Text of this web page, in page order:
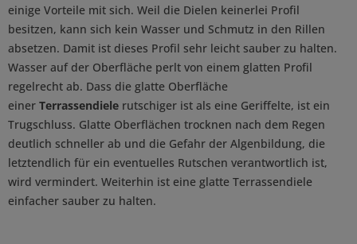
einige Vorteile mit sich. Weil die Dielen keinerlei Profil
besitzen, kann sich kein Wasser und Schmutz in den Rillen
absetzen. Damit ist dieses Profil sehr leicht sauber zu halten.
Wasser auf der Oberfläche perlt von einem glatten Profil
regelrecht ab. Dass die glatte Oberfläche
einer Terrassendiele rutschiger ist als eine Geriffelte, ist ein
Trugschluss. Glatte Oberflächen trocknen nach dem Regen
deutlich schneller ab und die Gefahr der Algenbildung, die
letztendlich für ein eventuelles Rutschen verantwortlich ist,
wird vermindert. Weiterhin ist eine glatte Terrassendiele
einfacher sauber zu halten.